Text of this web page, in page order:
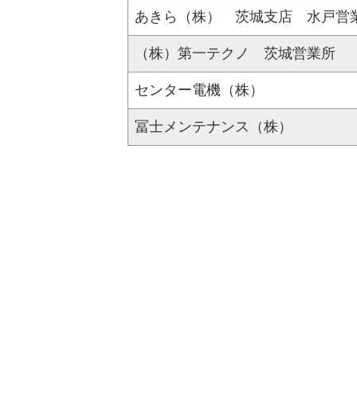
あきら（株） 茨城支店 水戸営
（株）第一テクノ 茨城営業所
センター電機（株）
冨士メンテナンス（株）